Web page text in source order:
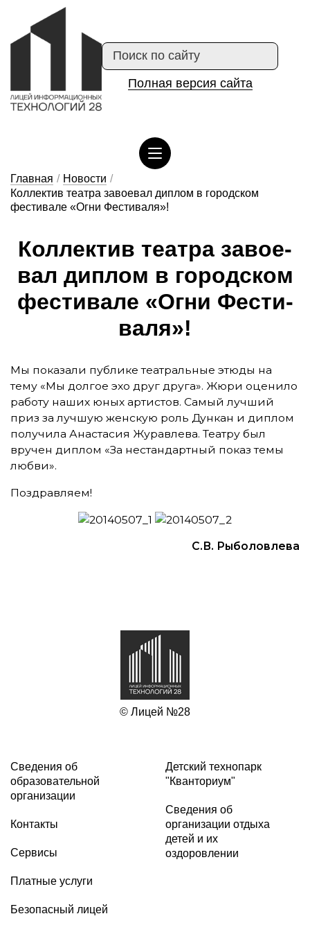
Полная версия сайта
Главная / Новости /
Коллектив театра завоевал диплом в городском
фестивале «Огни Фестиваля»!
Кол­лектив те­ат­ра за­во­е­
вал дип­лом в го­род­ском
фес­ти­ва­ле «Ог­ни Фес­ти­
ва­ля»!
Мы показали публике театральные этюды на
тему «Мы долгое эхо друг друга». Жюри оценило
работу наших юных артистов. Самый лучший
приз за лучшую женскую роль Дункан и диплом
получила Анастасия Журавлева. Театру был
вручен диплом «За нестандартный показ темы
любви».
Поздравляем!
С.В. Рыболовлева
© Лицей №28
Сведения об
образовательной
организации
Контакты
Сервисы
Платные услуги
Безопасный лицей
Детский технопарк
"Кванториум"
Сведения об
организации отдыха
детей и их
оздоровлении